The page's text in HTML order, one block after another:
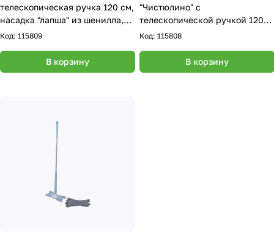
телескопическая ручка 120 см,
насадка "лапша" из шенилла,
цвет микс
Код: 115809
В корзину
"Чистюлино" с
телескопической ручкой 120
см, насадка сменная из
Код: 115808
В корзину